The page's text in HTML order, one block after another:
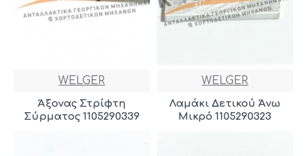
WELGER
Άξονας Στρίφτη
Σύρματος 1105290339
WELGER
Λαμάκι Δετικού Άνω
Μικρό 1105290323